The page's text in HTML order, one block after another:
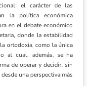
el carácter de las
la política económica
en el debate económico
donde la estabilidad
ortodoxia, como la única
al cual, además, se ha
de operar y decidir, sin
una perspectiva más